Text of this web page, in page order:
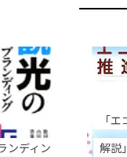
女性モデルの写真、
旅の参考になるかし
硫黄島・北硫黄島
本・報告書
マル
小笠原・父
父島のおも
ンディン
「
解説